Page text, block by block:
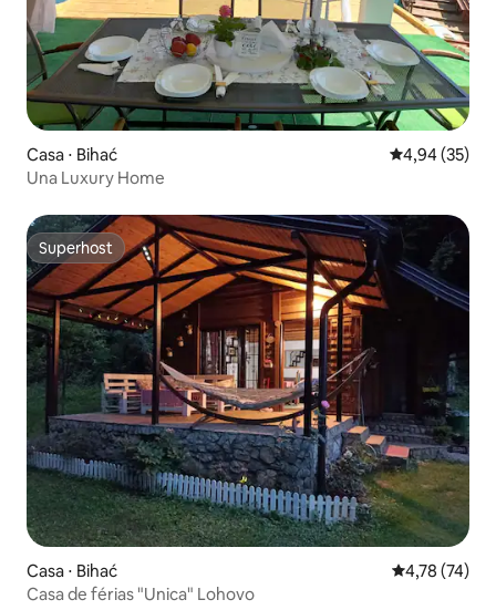
Casa ⋅ Bihać 4,94 de uma
4,94 (35)
Una Luxury Home
Superhost
Superhost
Casa ⋅ Bihać 4,78 de uma
4,78 (74)
Casa de férias "Unica" Lohovo